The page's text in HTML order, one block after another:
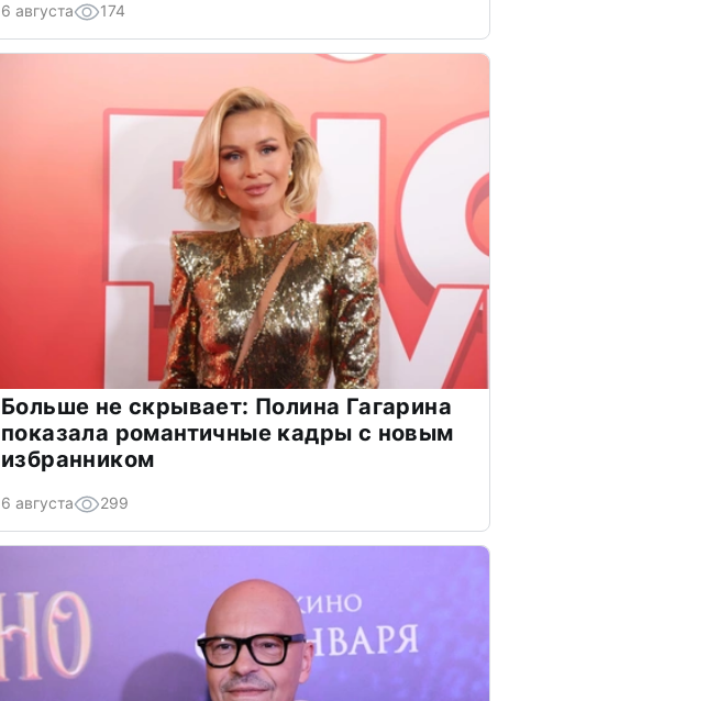
6 августа 174
Больше не скрывает: Полина Гагарина
показала романтичные кадры с новым
избранником
6 августа 299